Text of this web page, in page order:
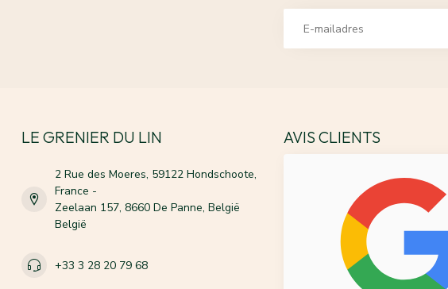
LE GRENIER DU LIN
2 Rue des Moeres, 59122 Hondschoote,
France -
Zeelaan 157, 8660 De Panne, België
België
+33 3 28 20 79 68
AVIS CLIENTS